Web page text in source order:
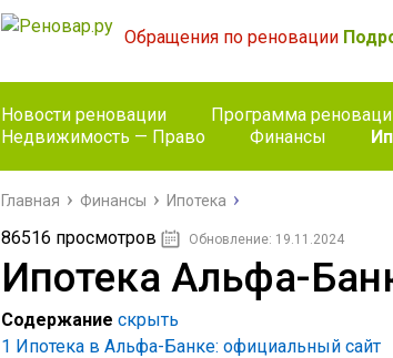
Обращения по реновации
Новости реновации Программа
Недвижимость — Право
Финансы
Главная Финансы Ипотека
86516 просмотров Обновление: 19.11.2024
Ипотека Альфа-
Содержание скрыть
1 Ипотека в Альфа-Банке: официальный сайт